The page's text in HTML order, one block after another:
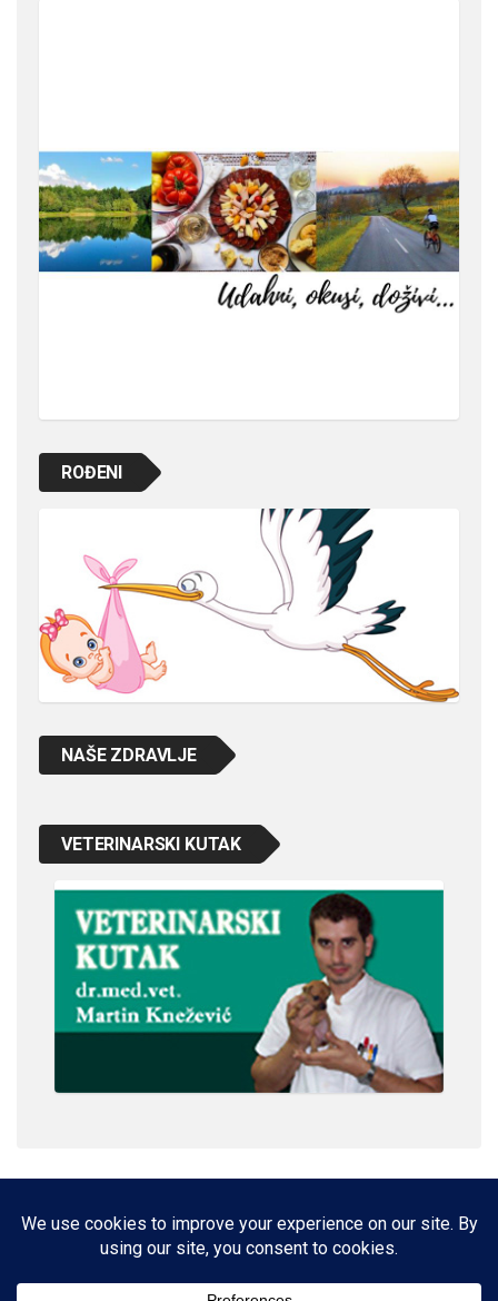
ROĐENI
NAŠE ZDRAVLJE
VETERINARSKI KUTAK
IMPRESSUM